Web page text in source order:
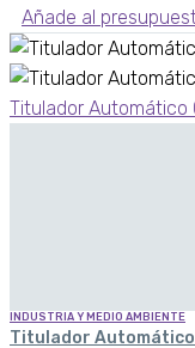
Añade al
Titulador Automático
INDUSTRIA Y MEDIO AMBIENTE
Titulador